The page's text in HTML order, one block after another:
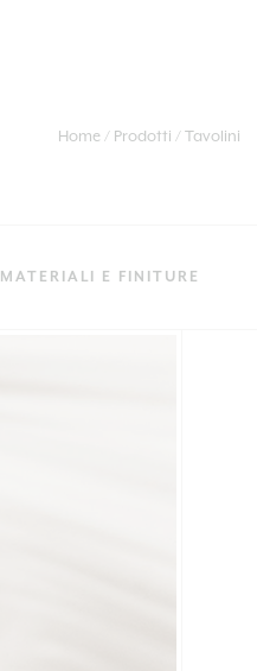
Home Prodotti Tavolini
MATERIALI E FINITURE